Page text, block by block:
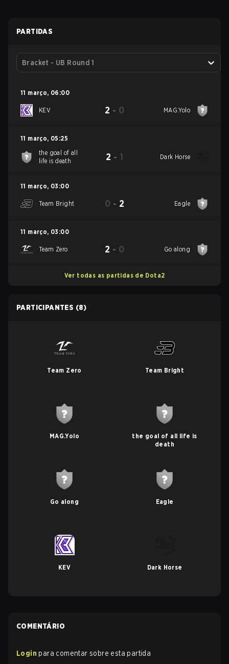
PARTIDAS
Bracket - UB Round 1
11 março, 06:00
KEV 2 - 0 MAG.Yolo
11 março, 05:25
the goal of all
life is death
2 - 1 Dark Horse
11 março, 03:00
Team Bright 0 - 2 Eagle
11 março, 03:00
Team Zero 2 - 0 Go along
Ver todas as partidas de Dota2
PARTICIPANTES (8)
Team Zero Team Bright
MAG.Yolo
the goal of all life is
death
Go along Eagle
KEV Dark Horse
COMENTÁRIO
Login para comentar sobre esta partida